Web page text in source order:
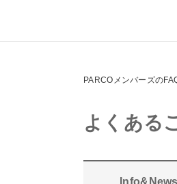
PARCOメンバーズの
よくある
Info&News